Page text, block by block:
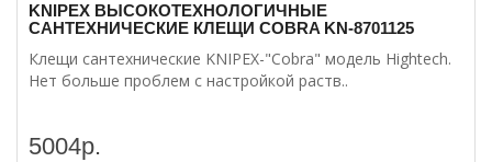
KNIPEX ВЫСОКОТЕХНОЛОГИЧНЫЕ
САНТЕХНИЧЕСКИЕ КЛЕЩИ COBRA KN-8701125
Клещи сантехнические KNIPEX-"Cobra" модель Hightech.
Нет больше проблем с настройкой раств..
5004р.